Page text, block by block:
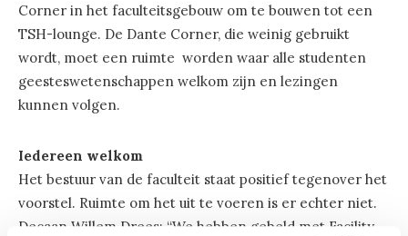
Corner in het faculteitsgebouw om te bouwen tot een
TSH-lounge. De Dante Corner, die weinig gebruikt
wordt, moet een ruimte worden waar alle studenten
geesteswetenschappen welkom zijn en lezingen
kunnen volgen.
Iedereen welkom
Het bestuur van de faculteit staat positief tegenover het
voorstel. Ruimte om het uit te voeren is er echter niet.
Decaan Willem Drees: “We hebben gebeld met Facility